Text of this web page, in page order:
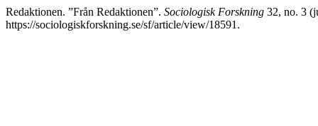
Redaktionen. ”Från Redaktionen”. Sociologisk Forskning 32, no. 3
https://sociologiskforskning.se/sf/article/view/18591.